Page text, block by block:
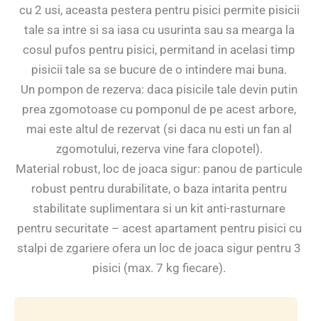
cu 2 usi, aceasta pestera pentru pisici permite pisicii
tale sa intre si sa iasa cu usurinta sau sa mearga la
cosul pufos pentru pisici, permitand in acelasi timp
pisicii tale sa se bucure de o intindere mai buna.
Un pompon de rezerva: daca pisicile tale devin putin
prea zgomotoase cu pomponul de pe acest arbore,
mai este altul de rezervat (si daca nu esti un fan al
zgomotului, rezerva vine fara clopotel).
Material robust, loc de joaca sigur: panou de particule
robust pentru durabilitate, o baza intarita pentru
stabilitate suplimentara si un kit anti-rasturnare
pentru securitate – acest apartament pentru pisici cu
stalpi de zgariere ofera un loc de joaca sigur pentru 3
pisici (max. 7 kg fiecare).